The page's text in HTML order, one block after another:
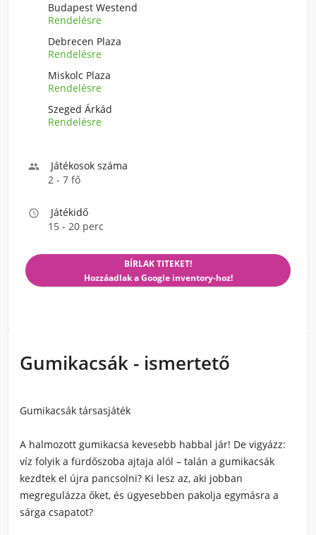
Budapest Westend
Rendelésre
Debrecen Plaza
Rendelésre
Miskolc Plaza
Rendelésre
Szeged Árkád
Rendelésre

Játékosok száma
2 - 7 fő

Játékidő
15 - 20 perc
BÍRLAK TITEKET!
Hozzáadlak a Google inventory-hoz!
Gumikacsák - ismertető
Gumikacsák társasjáték
A halmozott gumikacsa kevesebb habbal jár! De vigyázz:
víz folyik a fürdőszoba ajtaja alól – talán a gumikacsák
kezdtek el újra pancsolni? Ki lesz az, aki jobban
megregulázza őket, és ügyesebben pakolja egymásra a
sárga csapatot?